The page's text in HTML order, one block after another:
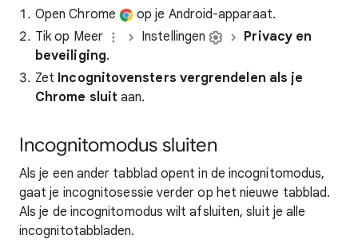
Open Chrome
op je Android-apparaat.
Tik op Meer
Instellingen
Privacy en
beveiliging.
Zet Incognitovensters vergrendelen als je
Chrome sluit aan.
Incognitomodus sluiten
Als je een ander tabblad opent in de incognitomodus,
gaat je incognitosessie verder op het nieuwe tabblad.
Als je de incognitomodus wilt afsluiten, sluit je alle
incognitotabbladen.